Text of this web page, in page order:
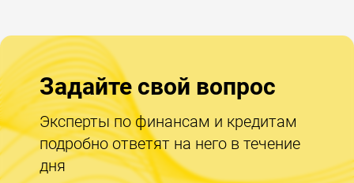
Задайте свой вопрос
Эксперты по финансам и кредитам
подробно ответят на него в течение
дня